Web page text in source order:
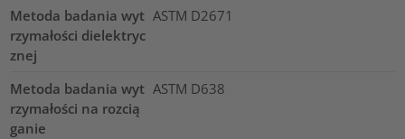
Metoda badania wyt
rzymałości dielektryc
znej
ASTM D2671
Metoda badania wyt
rzymałości na rozcią
ganie
ASTM D638